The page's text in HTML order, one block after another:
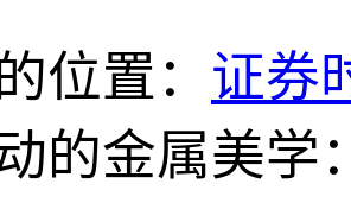
位置： 证券
的金属美学